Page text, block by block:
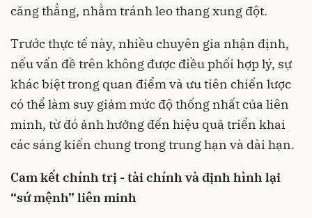
căng thẳng, nhằm tránh leo thang xung đột.
Trước thực tế này, nhiều chuyên gia nhận định,
nếu vấn đề trên không được điều phối hợp lý, sự
khác biệt trong quan điểm và ưu tiên chiến lược
có thể làm suy giảm mức độ thống nhất của liên
minh, từ đó ảnh hưởng đến hiệu quả triển khai
các sáng kiến chung trong trung hạn và dài hạn.
Cam kết chính trị - tài chính và định hình lại
“sứ mệnh” liên minh